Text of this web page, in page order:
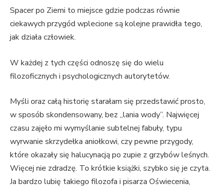
Spacer po Ziemi to miejsce gdzie podczas równie
ciekawych przygód wplecione są kolejne prawidła tego,
jak działa człowiek.
W każdej z tych części odnoszę się do wielu
filozoficznych i psychologicznych autorytetów.
Myśli oraz całą historię starałam się przedstawić prosto,
w sposób skondensowany, bez „lania wody”. Najwięcej
czasu zajęło mi wymyślanie subtelnej fabuły, typu
wyrwanie skrzydełka aniołkowi, czy pewne przygody,
które okazały się halucynacją po zupie z grzybów leśnych.
Więcej nie zdradzę. To krótkie książki, szybko się je czyta.
Ja bardzo lubię takiego filozofa i pisarza Oświecenia,